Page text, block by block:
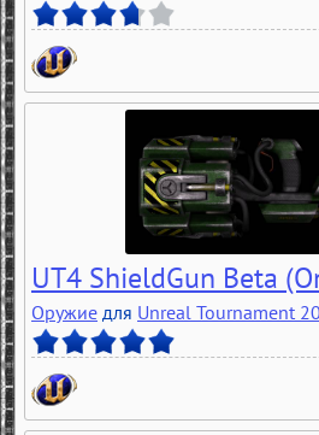
UT4 ShieldGun Beta
Оружие для Unreal Tournament